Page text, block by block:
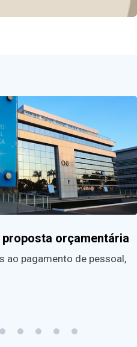
orçamentária
ao pagamento de pessoal,